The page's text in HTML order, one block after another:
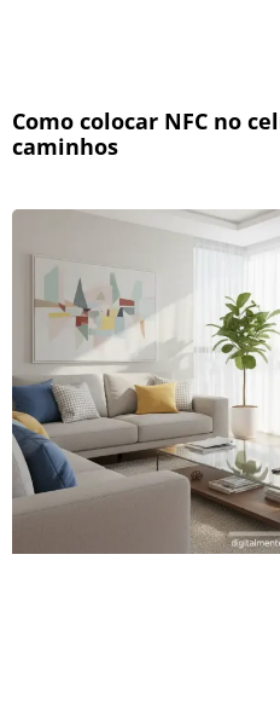
Como colocar NFC no
caminhos